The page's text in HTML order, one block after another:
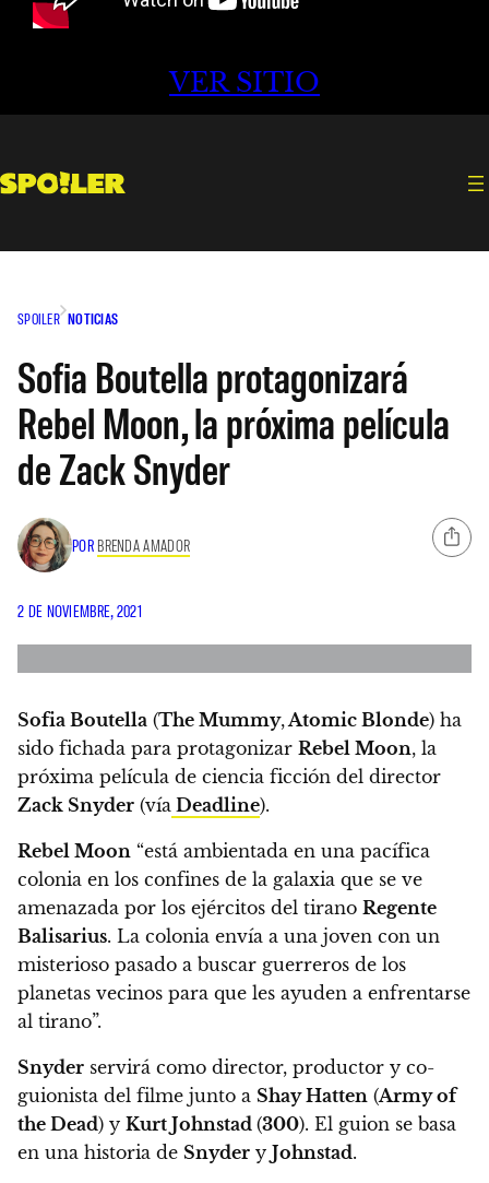
VER SITIO
SPOILER NOTICIAS
Sofia Boutella protagonizará
Rebel Moon, la próxima película
de Zack Snyder
POR BRENDA AMADOR
2 DE NOVIEMBRE, 2021
Sofia Boutella (The Mummy, Atomic Blonde) ha
sido fichada para protagonizar Rebel Moon, la
próxima película de ciencia ficción del director
Zack Snyder (vía Deadline).
Rebel Moon “está ambientada en una pacífica
colonia en los confines de la galaxia que se ve
amenazada por los ejércitos del tirano Regente
Balisarius. La colonia envía a una joven con un
misterioso pasado a buscar guerreros de los
planetas vecinos para que les ayuden a enfrentarse
al tirano”.
Snyder servirá como director, productor y co-
guionista del filme junto a Shay Hatten (Army of
the Dead) y Kurt Johnstad (300). El guion se basa
en una historia de Snyder y Johnstad.